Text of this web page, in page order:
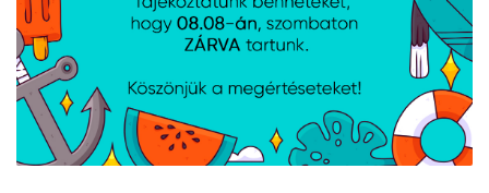
technikai hibákért felelősséget nem vállalunk.
AJÁNLATUNKBÓL